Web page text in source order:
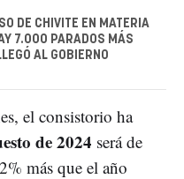
DE CHIVITE EN MATERIA
7.000 PARADOS MÁS
AL GOBIERNO
el consistorio ha
de 2024 será de
más que el año